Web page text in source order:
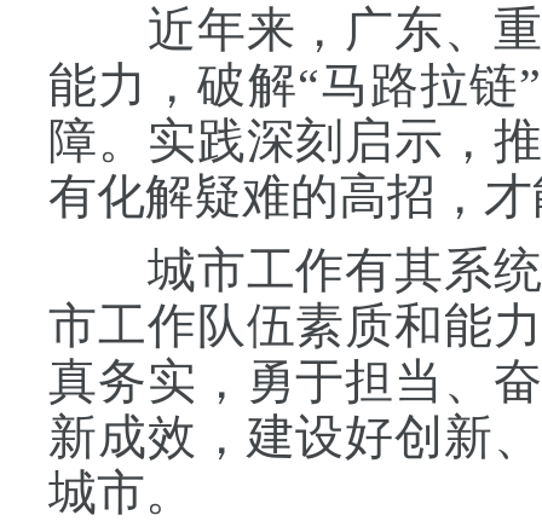
近年来，广东、重
能力，破解“马路拉链
障。实践深刻启示，
有化解疑难的高招，
城市工作有其系统
市工作队伍素质和能
真务实，勇于担当、
新成效，建设好创新
城市。